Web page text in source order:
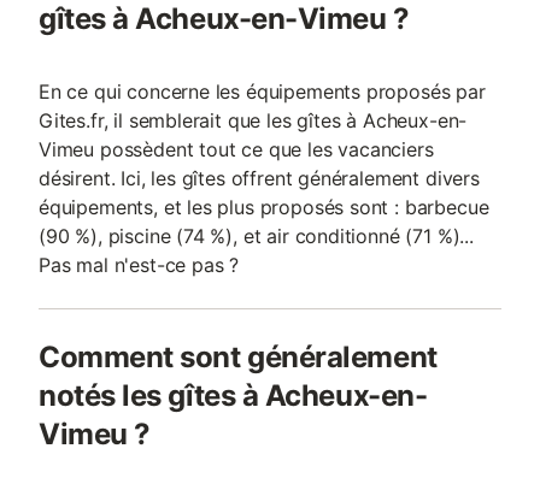
gîtes à Acheux-en-Vimeu ?
En ce qui concerne les équipements proposés par
Gites.fr, il semblerait que les gîtes à Acheux-en-
Vimeu possèdent tout ce que les vacanciers
désirent. Ici, les gîtes offrent généralement divers
équipements, et les plus proposés sont : barbecue
(90 %), piscine (74 %), et air conditionné (71 %)...
Pas mal n'est-ce pas ?
Comment sont généralement
notés les gîtes à Acheux-en-
Vimeu ?